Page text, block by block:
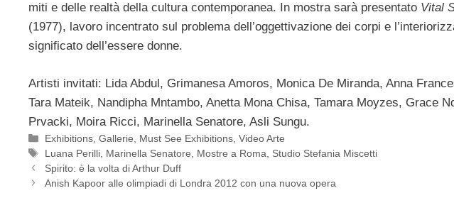
miti e delle realtà della cultura contemporanea. In mostra sarà presentato Vital
(1977), lavoro incentrato sul problema dell’oggettivazione dei corpi e
significato dell’essere donne.
Artisti invitati: Lida Abdul, Grimanesa Amoros, Monica De Miranda, Anna
Tara Mateik, Nandipha Mntambo, Anetta Mona Chisa, Tamara Moyzes, Grace
Prvacki, Moira Ricci, Marinella Senatore, Asli Sungu.
Categorie
Exhibitions ,Gallerie Must See Exhibitions ,Video Arte
Tag
Luana Perilli Marinella Senatore Mostre a Roma
Studio Stefania Miscetti
Spirito: è la volta di Arthur Duff
Anish Kapoor alle olimpiadi di Londra 2012 con una nuova opera